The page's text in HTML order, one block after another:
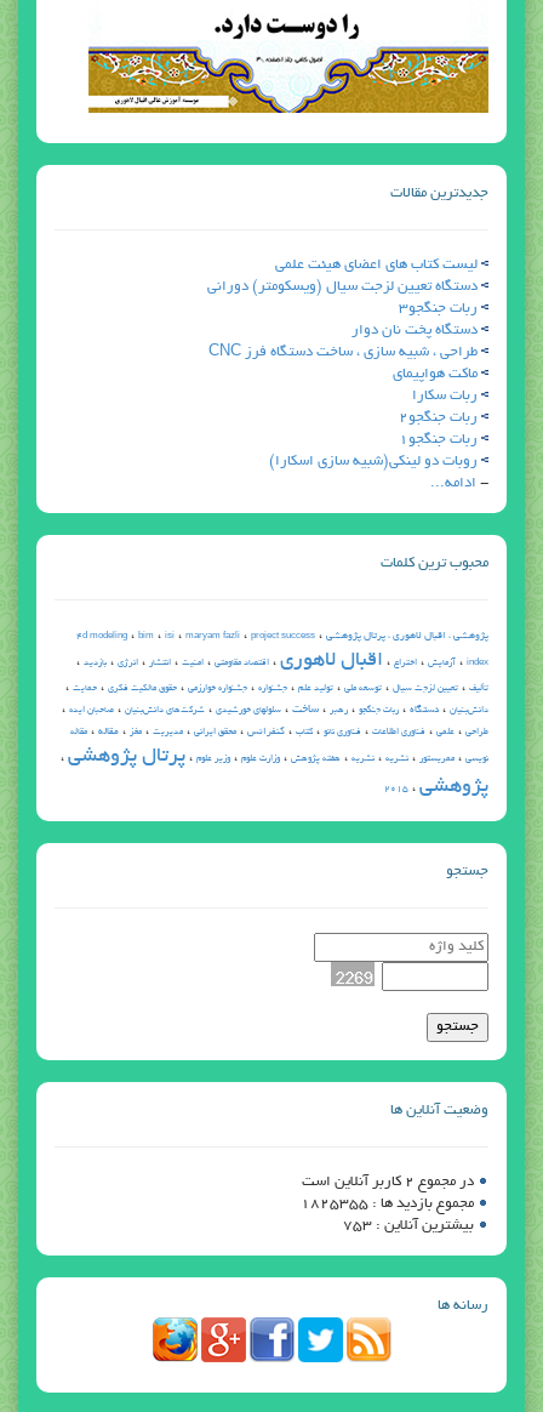
جدیدترین مقالات
ليست كتاب هاي اعضاي هيئت علمي
دستگاه تعیین لزجت سیال (ویسکومتر) دوراني
ربات جنگجو3
دستگاه پخت نان دوار
طراحی ، شبیه سازی ، ساخت دستگاه فرز CNC
ماكت هواپيماي
ربات سكارا
ربات جنگجو2
ربات جنگجو1
روبات دو لينكي(شبيه سازي اسكارا)
- ادامه...
محبوب ترین کلمات
پژوهشي ، اقبال لاهوري ، پرتال پژوهشي ، 4d modeling ، bim ، isi ، maryam fazli ، project success
index ، آزمایش ، اختراع ، اقبال لاهوري ، اقتصاد مقاومتی ، امنیت ، انتشار ، انرژی ، بازديد ،
تأليف ، تعیین لزجت سیال ، توسعه ملی ، توليد علم ، جشنواره ، جشنواره خوارزمي ، حقوق مالکیت فکری ، حمایت ،
دانش‌بنیان ، دستگاه ، ربات جنگجو ، رهبر ، ساخت ، سلولهای خورشیدی ، شرکت‌های دانش‌بنیان ، صاحبان ایده ،
طراحي ، علمي ، فناوری اطلاعات ، فناوری نانو ، كتاب ، كنفرانس ، محقق ایرانی ، مديريت ، مغز ، مقاله ، مقاله
نويسي ، ممریستور ، نشريه ، نشریه ، هفته پژوهش ، وزارت علوم ، وزیر علوم ، پرتال پژوهشي ،
پژوهشي ، 2015
جستجو
وضعیت آنلاین ها
در مجموع 2 کاربر آنلاین است
مجموع بازدید ها : 1825355
بیشترین آنلاین : 753
رسانه ها